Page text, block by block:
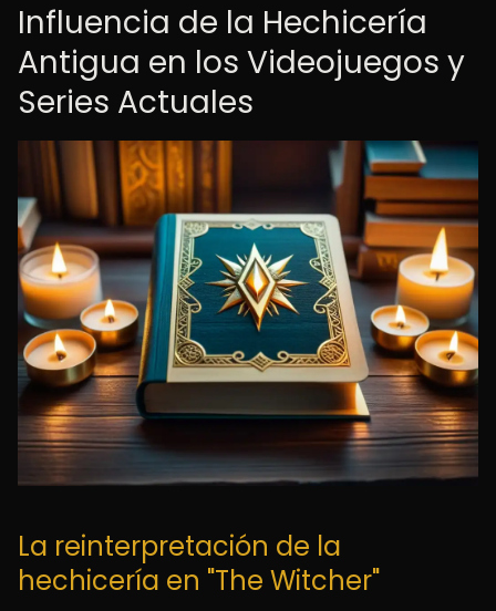
Influencia de la Hechicería
Antigua en los Videojuegos y
Series Actuales
La reinterpretación de la
hechicería en "The Witcher"